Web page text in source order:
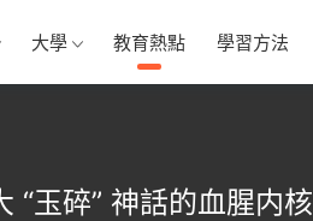
大學 教育熱點 學習方法
玉碎” 神話的血腥内核